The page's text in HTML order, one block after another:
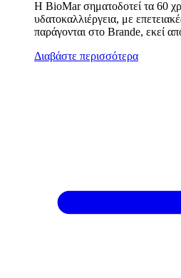
Η BioMar σηματοδοτεί τα 60
υδατοκαλλιέργεια, με
παράγονται στο Brande, εκεί
Διαβάστε περισσότερα